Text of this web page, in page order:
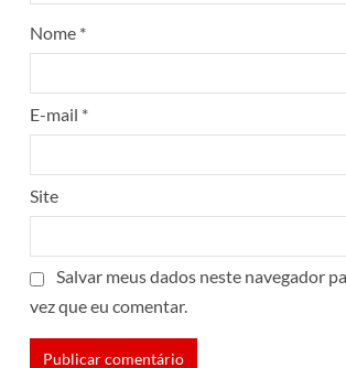
Nome *
E-mail *
Site
Salvar meus dados neste navegador
vez que eu comentar.